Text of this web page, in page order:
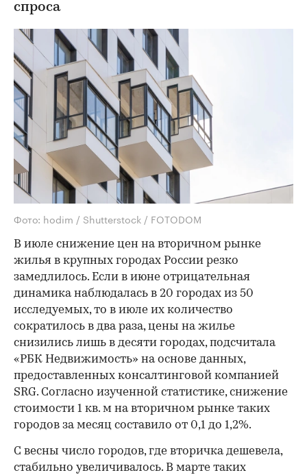
спроса
Фото: hodim / Shutterstock / FOTODOM
В июле снижение цен на вторичном рынке
жилья в крупных городах России резко
замедлилось. Если в июне отрицательная
динамика наблюдалась в 20 городах из 50
исследуемых, то в июле их количество
сократилось в два раза, цены на жилье
снизились лишь в десяти городах, подсчитала
«РБК Недвижимость» на основе данных,
предоставленных консалтинговой компанией
SRG. Согласно изученной статистике, снижение
стоимости 1 кв. м на вторичном рынке таких
городов за месяц составило от 0,1 до 1,2%.
С весны число городов, где вторичка дешевела,
стабильно увеличивалось. В марте таких